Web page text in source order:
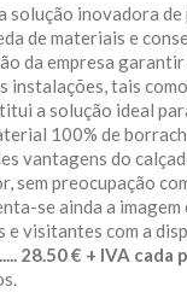
solução inovadora
de materiais e
da empresa
instalações, tais
a solução ideal
100% de
vantagens do
sem preocupação
se ainda a
visitantes com a
28.50 € + IVA cada